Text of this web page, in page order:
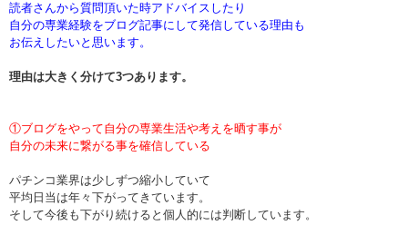
読者さんから質問頂いた時アドバイスしたり
自分の専業経験をブログ記事にして発信している理由も
お伝えしたいと思います。
理由は大きく分けて3つあります。
①ブログをやって自分の専業生活や考えを晒す事が
自分の未来に繋がる事を確信している
パチンコ業界は少しずつ縮小していて
平均日当は年々下がってきています。
そして今後も下がり続けると個人的には判断しています。